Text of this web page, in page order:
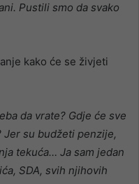
Pustili smo da svako
kako će se živjeti
da vrate? Gdje će sve
Jer su budžeti penzije,
tekuća… Ja sam jedan
SDA, svih njihovih